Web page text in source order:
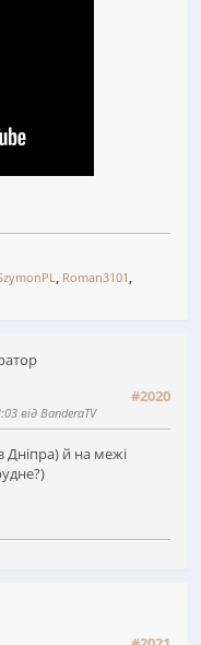
Roman3101
#2020
від BanderaTV
Дніпра) й на межі